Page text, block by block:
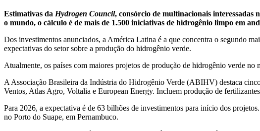
Estimativas da Hydrogen Council, consórcio de multinacionais interessadas
o mundo, o cálculo é de mais de 1.500 iniciativas de hidrogênio limpo em
Dos investimentos anunciados, a América Latina é a que concentra o segundo
expectativas do setor sobre a produção do hidrogênio verde.
Atualmente, os países com maiores projetos de produção de hidrogênio verde
A Associação Brasileira da Indústria do Hidrogênio Verde (ABIHV) destaca
Ventos, Atlas Agro, Voltalia e European Energy. Incluem produção de
Para 2026, a expectativa é de 63 bilhões de investimentos para início dos
no Porto do Suape, em Pernambuco.